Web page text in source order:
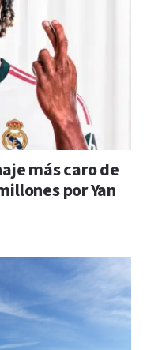
más caro de
por Yan